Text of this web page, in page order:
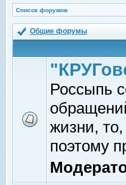
Список форумов
Общие форумы
Россыпь
жизни,
поэтому